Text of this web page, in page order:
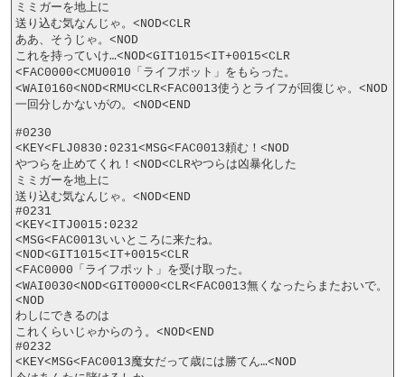
ミミガーを地上に
送り込む気なんじゃ。<NOD<CLR
ああ、そうじゃ。<NOD
これを持っていけ…<NOD<GIT1015<IT+0015<CLR
<FAC0000<CMU0010「ライフポット」をもらった。
<WAI0160<NOD<RMU<CLR<FAC0013使うとライフが回復じゃ。<NOD
一回分しかないがの。<NOD<END
#0230
<KEY<FLJ0830:0231<MSG<FAC0013頼む！<NOD
やつらを止めてくれ！<NOD<CLRやつらは凶暴化した
ミミガーを地上に
送り込む気なんじゃ。<NOD<END
#0231
<KEY<ITJ0015:0232
<MSG<FAC0013いいところに来たね。
<NOD<GIT1015<IT+0015<CLR
<FAC0000「ライフポット」を受け取った。
<WAI0030<NOD<GIT0000<CLR<FAC0013無くなったらまたおいで。
<NOD
わしにできるのは
これくらいじゃからのう。<NOD<END
#0232
<KEY<MSG<FAC0013魔女だって歳には勝てん…<NOD